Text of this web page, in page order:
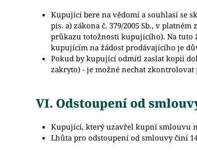
Kupující bere na vědomí a souhlasí se
pís. a) zákona č. 379/2005 Sb., v
průkazu totožnosti kupujícího). Na
kupujícím na žádost prodávajícího je
Pokud by kupující odmítl zaslat kopii
zakryto) - je možné nechat
VI. Odstoupení od
Kupující, který uzavřel kupní smlouvu
Lhůta pro odstoupení od smlouvy činí